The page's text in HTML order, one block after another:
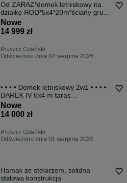
Od ZARAZ*domek letniskowy na
działkę ROD*5x4*20m*ściany grub.
aż 34mm
Nowe
14 999 zł
Pruszcz Gdański
Odświeżono dnia 04 sierpnia 2026
• • • • Domek letniskowy 2w1 • • • •
DAREK IV 6x4 m taras
DREWNOTRIK
Nowe
14 000 zł
Pruszcz Gdański
Odświeżono dnia 01 sierpnia 2026
Hamak ze stelarzem, solidna
stalowa konstrukcja